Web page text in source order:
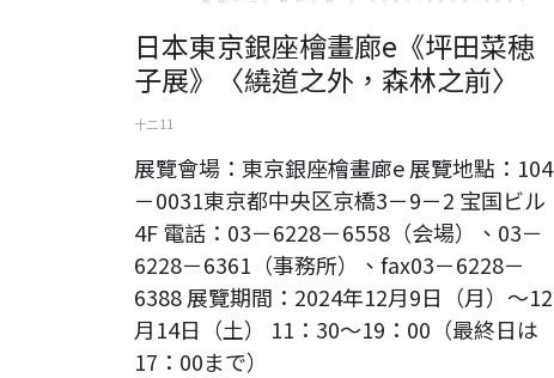
日本東京銀座檜畫廊e《坪田菜穂
子展》〈繞道之外，森林之前〉
十二 11
展覽會場：東京銀座檜畫廊e 展覽地點：104
－0031東京都中央区京橋3－9－2 宝国ビル
4F 電話：03－6228－6558（会場）、03－
6228－6361（事務所）、fax03－6228－
6388 展覽期間：2024年12月9日（月）～12
月14日（土） 11：30～19：00（最終日は
17：00まで）